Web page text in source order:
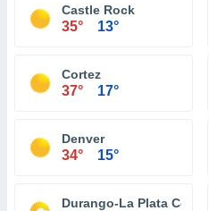
Castle Rock
35° 13°
Cortez
37° 17°
Denver
34° 15°
Durango-La Plata